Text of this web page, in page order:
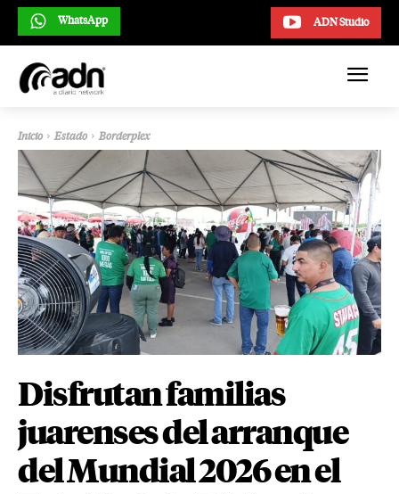
ADN Studio
WhatsApp
Inicio Estado Borderplex
Disfrutan familias
juarenses del arranque
del Mundial 2026 en el